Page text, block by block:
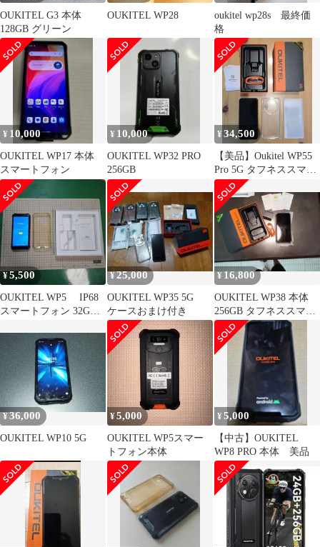
OUKITEL G3 本体
128GB グリーン
OUKITEL WP28
oukitel wp28s 最終価
格
¥ 10,000
OUKITEL WP17 本体
スマートフォン
¥ 10,000
OUKITEL WP32 PRO
256GB
¥34,500
【美品】Oukitel WP55
Pro 5G タフネススマホ
大容量512GB
¥5,500
OUKITEL WP5 IP68
スマートフォン 32GB
¥25,000
OUKITEL WP35 5G
ケースおまけ付き
¥16,800
OUKITEL WP38 本体
256GB タフネススマー
トフォン
¥36,000
OUKITEL WP10 5G
¥5,000
OUKITEL WP5スマー
トフォン本体
¥5,000
【中古】OUKITEL
WP8 PRO 本体 美品